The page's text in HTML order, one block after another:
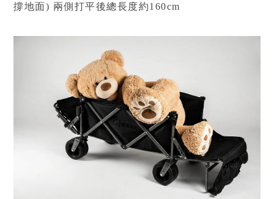
撐地面) 兩側打平後總長度約160cm